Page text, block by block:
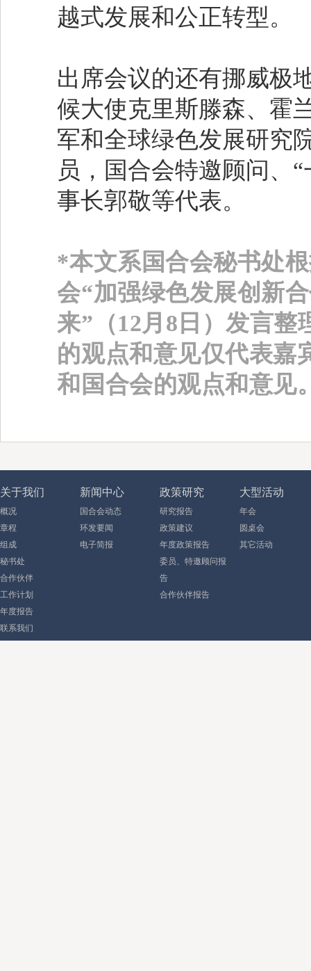
越式发展和公正转型。
出席会议的还有挪威极
候大使克里斯滕森、霍
军和全球绿色发展研究
员，国合会特邀顾问、
事长郭敬等代表。
*本文系国合会秘书处
会“加强绿色发展创新
来”（12月8日）发言
的观点和意见仅代表嘉
和国合会的观点和意见
关于我们
概况
章程
组成
秘书处
合作伙伴
工作计划
年度报告
联系我们
新闻中心
国合会动态
环发要闻
电子简报
政策研究
研究报告
政策建议
年度政策报告
委员、特邀顾问报
告
合作伙伴报告
大型活动
年会
圆桌会
其它活动